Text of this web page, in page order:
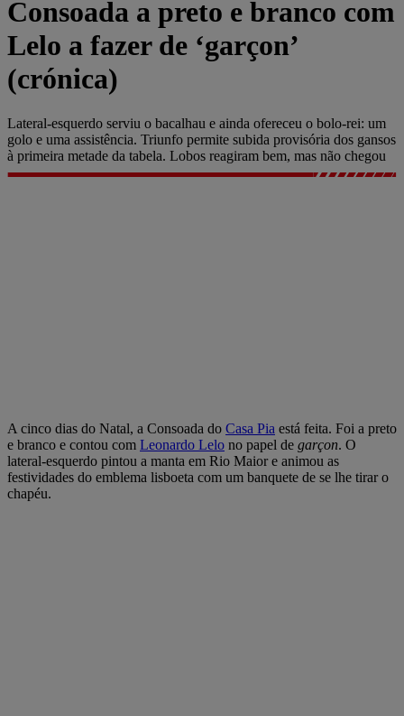
Consoada a preto e branco com
Lelo a fazer de ‘garçon’
(crónica)
Lateral-esquerdo serviu o bacalhau e ainda ofereceu o bolo-rei: um
golo e uma assistência. Triunfo permite subida provisória dos gansos
à primeira metade da tabela. Lobos reagiram bem, mas não chegou
A cinco dias do Natal, a Consoada do Casa Pia está feita. Foi a preto
e branco e contou com Leonardo Lelo no papel de garçon. O
lateral-esquerdo pintou a manta em Rio Maior e animou as
festividades do emblema lisboeta com um banquete de se lhe tirar o
chapéu.